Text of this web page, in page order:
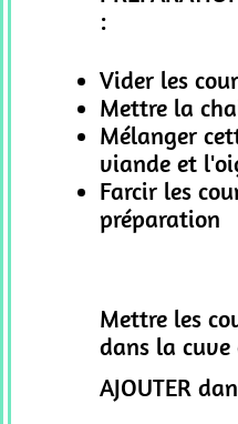
:
Vider les
Mettre la
Mélanger
viande et
Farcir les
préparation
Mettre les
dans la cuve
AJOUTER